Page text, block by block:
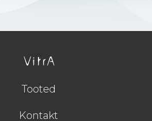
Tooted
Kontakt